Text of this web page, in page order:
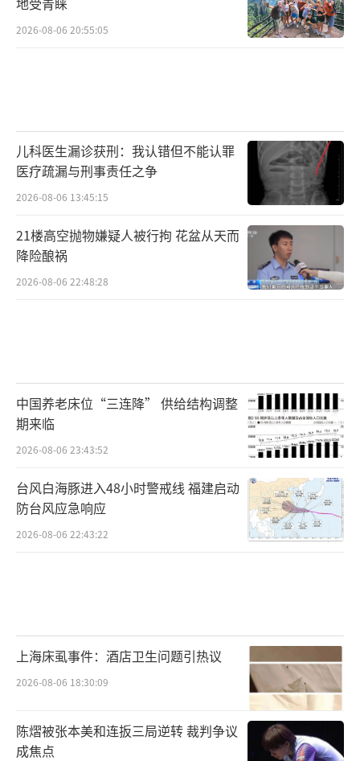
2026-08-06 20:55:05
儿科医生漏诊获刑：我认错但不能认罪
医疗疏漏与刑事责任之争
2026-08-06 13:45:15
21楼高空抛物嫌疑人被行拘 花盆从天而
降险酿祸
2026-08-06 22:48:28
中国养老床位“三连降” 供给结构调整
期来临
2026-08-06 23:43:52
台风白海豚进入48小时警戒线 福建启动
防台风应急响应
2026-08-06 22:43:22
上海床虱事件：酒店卫生问题引热议
2026-08-06 18:30:09
陈熠被张本美和连扳三局逆转 裁判争议
成焦点